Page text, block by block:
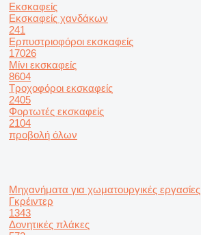
Εκσκαφείς
Εκσκαφείς χανδάκων
241
Ερπυστριοφόροι εκσκαφείς
17026
Μίνι εκσκαφείς
8604
Τροχοφόροι εκσκαφείς
2405
Φορτωτές εκσκαφείς
2104
προβολή όλων
Μηχανήματα για χωματουργικές εργασίες
Γκρέιντερ
1343
Δονητικές πλάκες